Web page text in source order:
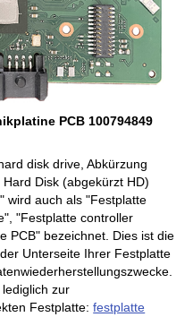
PCB 100794849
disk drive, Abkürzung
Disk (abgekürzt HD)
wird auch als "Festplatte
"Festplatte controller
PCB" bezeichnet. Dies ist die
Unterseite Ihrer Festplatte
zur
Festplatte:festplatte